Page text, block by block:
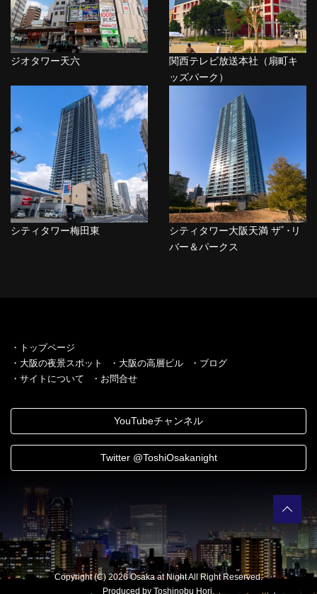
ジオタワー天六
関西テレビ放送本社（扇町キ
ッズパーク）
シティタワー梅田東
シティタワー大阪天満 ザﾞ･リ
バー＆パークス
・トップページ
・大阪の夜景スポット
・大阪の高層ビル
・ブログ
・サイトについて
・お問合せ
YouTubeチャンネル
Twitter @ToshiOsakanight
Copyright (C) 2026 Osaka at Night All Right Reserved.
Produced by Toshinobu Hori.